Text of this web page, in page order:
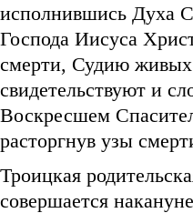
исполнившись Духа
Господа Иисуса
смерти, Судию
свидетельствуют и
Воскресшем
расторгнув узы
Троицкая
совершается